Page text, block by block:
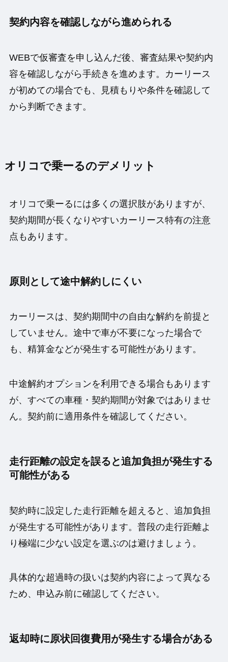
契約内容を確認しながら進められる
WEBで仮審査を申し込んだ後、審査結果や契約内
容を確認しながら手続きを進めます。カーリース
が初めての場合でも、見積もりや条件を確認して
から判断できます。
オリコで乗ーるのデメリット
オリコで乗ーるには多くの選択肢がありますが、
契約期間が長くなりやすいカーリース特有の注意
点もあります。
原則として途中解約しにくい
カーリースは、契約期間中の自由な解約を前提と
していません。途中で車が不要になった場合で
も、精算金などが発生する可能性があります。
中途解約オプションを利用できる場合もあります
が、すべての車種・契約期間が対象ではありませ
ん。契約前に適用条件を確認してください。
走行距離の設定を誤ると追加負担が発生する
可能性がある
契約時に設定した走行距離を超えると、追加負担
が発生する可能性があります。普段の走行距離よ
り極端に少ない設定を選ぶのは避けましょう。
具体的な超過時の扱いは契約内容によって異なる
ため、申込み前に確認してください。
返却時に原状回復費用が発生する場合がある